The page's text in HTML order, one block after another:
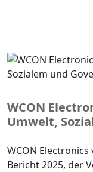
WCON
Umwelt,
WCON
Bericht 2025, der